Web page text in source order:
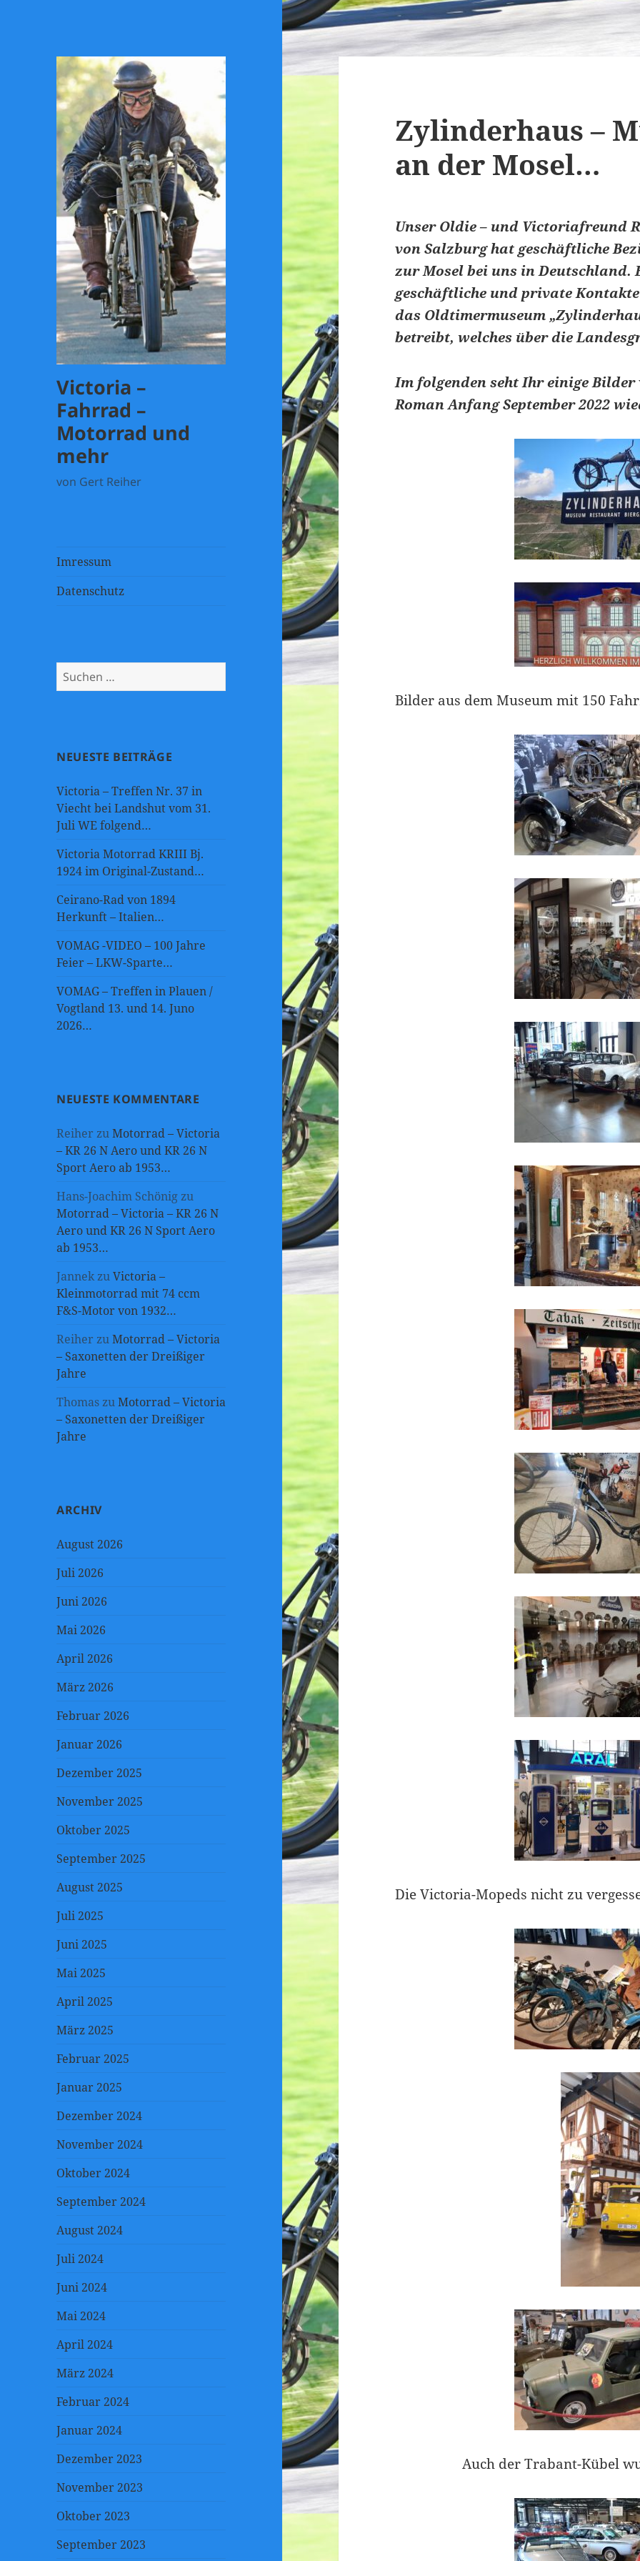
Victoria –
Fahrrad –
Motorrad und
mehr
von Gert Reiher
Imressum
Datenschutz
Suchen
nach:
NEUESTE BEITRÄGE
Victoria – Treffen Nr. 37 in
Viecht bei Landshut vom 31.
Juli WE folgend…
Victoria Motorrad KRIII Bj.
1924 im Original-Zustand…
Ceirano-Rad von 1894
Herkunft – Italien…
VOMAG -VIDEO – 100 Jahre
Feier – LKW-Sparte…
VOMAG – Treffen in Plauen /
Vogtland 13. und 14. Juno
2026…
NEUESTE KOMMENTARE
Reiher zuMotorrad – Victoria
– KR 26 N Aero und KR 26 N
Sport Aero ab 1953…
Hans-Joachim Schönigzu
Motorrad – Victoria – KR 26 N
Aero und KR 26 N Sport Aero
ab 1953…
JannekzuVictoria –
Kleinmotorrad mit 74 ccm
F&S-Motor von 1932…
Reiher zuMotorrad – Victoria
– Saxonetten der Dreißiger
Jahre
ThomaszuMotorrad – Victoria
– Saxonetten der Dreißiger
Jahre
ARCHIV
August 2026
Juli 2026
Juni 2026
Mai 2026
April 2026
März 2026
Februar 2026
Januar 2026
Dezember 2025
November 2025
Oktober 2025
September 2025
August 2025
Juli 2025
Juni 2025
Mai 2025
April 2025
März 2025
Februar 2025
Januar 2025
Dezember 2024
November 2024
Oktober 2024
September 2024
August 2024
Juli 2024
Juni 2024
Mai 2024
April 2024
März 2024
Februar 2024
Januar 2024
Dezember 2023
November 2023
Oktober 2023
September 2023
Zylinderhaus –
an der Mosel…
Unser Oldie – und Victoriafreund
von Salzburg hat geschäftliche
zur Mosel bei uns in Deutschland.
geschäftliche und private
das Oldtimermuseum
betreibt, welches über die
Im folgenden seht Ihr einige Bilder
Roman Anfang September 2022
Bilder aus dem Museum mit 150
Die Victoria-Mopeds nicht zu
Auch der Trabant-Kübel